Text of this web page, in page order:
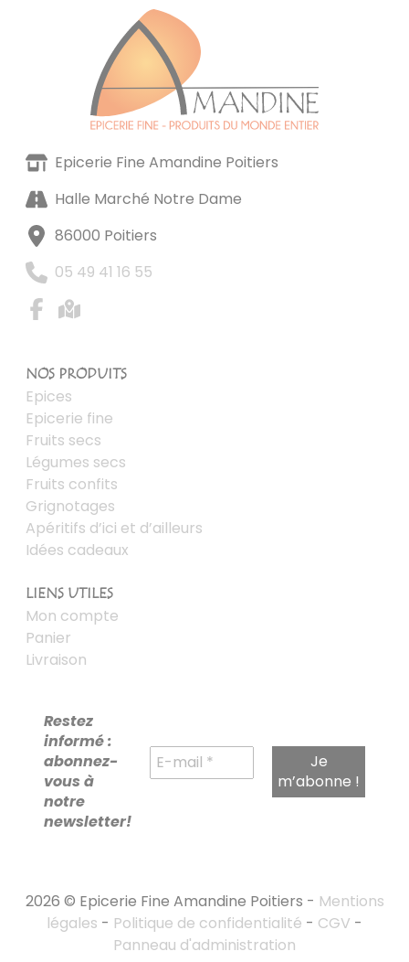
Epicerie Fine Amandine Poitiers
Halle Marché Notre Dame
86000 Poitiers
05 49 41 16 55
NOS PRODUITS
Epices
Epicerie fine
Fruits secs
Légumes secs
Fruits confits
Grignotages
Apéritifs d’ici et d’ailleurs
Idées cadeaux
LIENS UTILES
Mon compte
Panier
Livraison
Restez
informé :
abonnez-
vous à
notre
newsletter!
2026 © Epicerie Fine Amandine Poitiers - Mentions
légales - Politique de confidentialité - CGV -
Panneau d'administration